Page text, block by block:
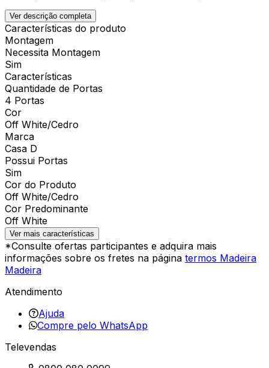
Ver descrição completa
Características do produto
Montagem
Necessita Montagem
Sim
Características
Quantidade de Portas
4 Portas
Cor
Off White/Cedro
Marca
Casa D
Possui Portas
Sim
Cor do Produto
Off White/Cedro
Cor Predominante
Off White
Ver mais características
*Consulte ofertas participantes e adquira mais
informações sobre os fretes na página termos Madeira
Madeira
Atendimento
Ajuda
Compre pelo WhatsApp
Televendas